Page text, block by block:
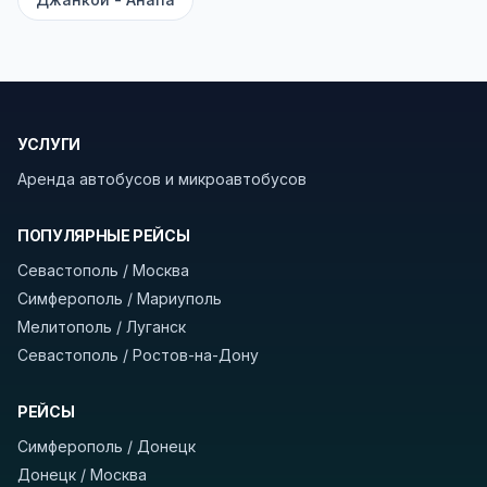
безопасности рекомендуем брать с собой
границу заранее уточнить возможность
службе.
В автобусах есть всё необходимое для
кондиционер, отопление, зарядка
устройств, вода, пледы. На больших
автобусах работают стюарды. У нас
скрытых платежей
оплата производится только при посадке,
отправления и прибытия, дату выезда и
нажмите «Найти рейсы». В списке рейсов
УСЛУГИ
Аренда автобусов и микроавтобусов
ПОПУЛЯРНЫЕ РЕЙСЫ
Севастополь / Москва
Симферополь / Мариуполь
Мелитополь / Луганск
Севастополь / Ростов-на-Дону
РЕЙСЫ
Симферополь / Донецк
Донецк / Москва